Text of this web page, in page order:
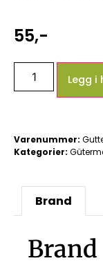
55,-
Legg i
Varenummer:
Kategorier:
Brand
Brand